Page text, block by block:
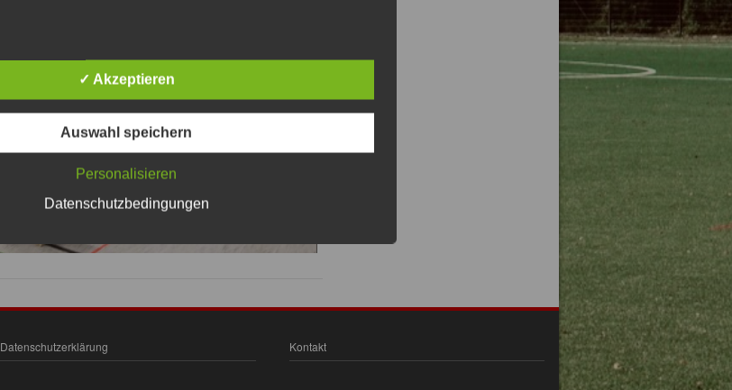
Datenschutzerklärung Kontakt
✓ Akzeptieren
Auswahl speichern
Personalisieren
Datenschutzbedingungen